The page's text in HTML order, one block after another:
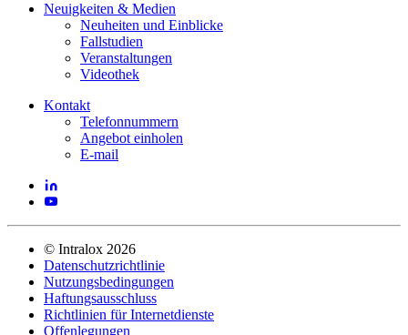
Neuigkeiten & Medien
Neuheiten und Einblicke
Fallstudien
Veranstaltungen
Videothek
Kontakt
Telefonnummern
Angebot einholen
E-mail
© Intralox 2026
Datenschutzrichtlinie
Nutzungsbedingungen
Haftungsausschluss
Richtlinien für Internetdienste
Offenlegungen